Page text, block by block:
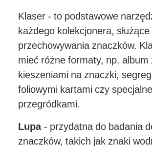
Klaser - to podstawowe
każdego kolekcjonera, służące
przechowywania znaczków.
mieć różne formaty, np. album
kieszeniami na znaczki,
foliowymi kartami czy
przegródkami.
Lupa - przydatna do badania
znaczków, takich jak znaki